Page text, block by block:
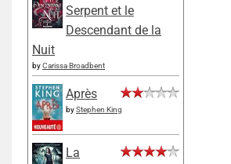
Serpent et le
Descendant de la
Nuit
byCarissa Broadbent
Après
byStephen King
La